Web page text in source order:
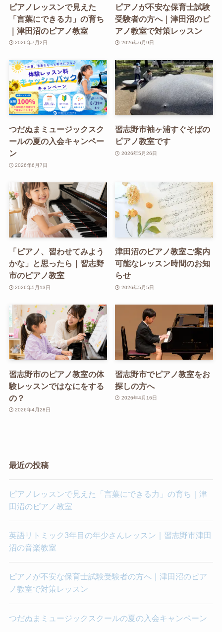
ピアノレッスンで見えた
「言葉にできる力」の育ち
｜津田沼のピアノ教室
2026年7月2日
ピアノが不安な保育士試験
受験者の方へ｜津田沼のピ
アノ教室で対策レッスン
2026年6月9日
つだぬまミュージックスク
ールの夏の入会キャンペー
ン
2026年6月7日
習志野市袖ヶ浦すぐそばの
ピアノ教室です
2026年5月26日
「ピアノ、習わせてみよう
かな」と思ったら｜習志野
市のピアノ教室
2026年5月13日
津田沼のピアノ教室ご案内
可能なレッスン時間のお知
らせ
2026年5月5日
習志野市のピアノ教室の体
験レッスンではなにをする
の？
2026年4月28日
習志野市でピアノ教室をお
探しの方へ
2026年4月16日
最近の投稿
ピアノレッスンで見えた「言葉にできる力」の育ち｜津
田沼のピアノ教室
英語リトミック3年目の年少さんレッスン｜習志野市津田
沼の音楽教室
ピアノが不安な保育士試験受験者の方へ｜津田沼のピア
ノ教室で対策レッスン
つだぬまミュージックスクールの夏の入会キャンペーン